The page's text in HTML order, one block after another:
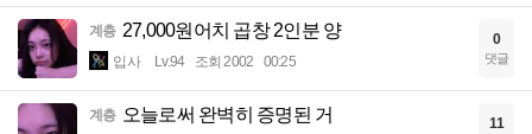
계층 27,000원어치 곱창 2인분 양
입사 Lv.94 조회 2002 00:25
0
댓글
계층 오늘로써 완벽히 증명된 거 11